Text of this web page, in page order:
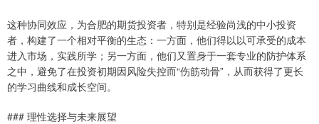
这种协同效应，为合肥的期货投资者，特别是经验尚浅的中小投资
者，构建了一个相对平衡的生态：一方面，他们得以以可承受的成本
进入市场，实践所学；另一方面，他们又置身于一套专业的防护体系
之中，避免了在投资初期因风险失控而“伤筋动骨”，从而获得了更长
的学习曲线和成长空间。
### 理性选择与未来展望